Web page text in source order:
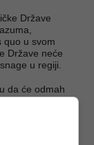
Države
quo u svom
Države neće
u regiji.
da će odmah
i
izvoz iranske
derivata, te